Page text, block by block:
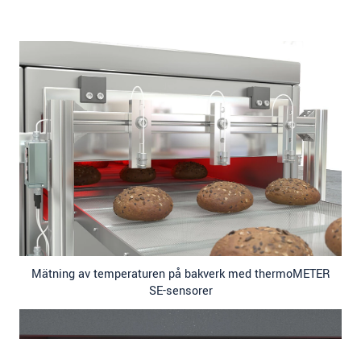
Mätning av temperaturen på bakverk med thermoMETER
SE-sensorer